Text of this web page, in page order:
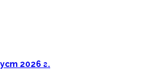
2026 г.